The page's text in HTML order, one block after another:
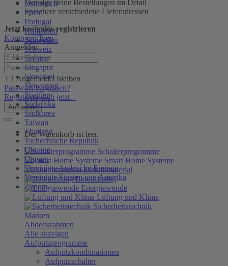
Österreich
Polen
Portugal
Rumänien
Schweden
Schweiz
Serbien
Singapur
Slowakei
Slowenien
Spanien
Südafrika
Südkorea
Taiwan
Thailand
Tschechische Republik
Ukraine
Ungarn
Vereinigte Arabische Emirate
Vereinigte Staaten von Amerika
Zypern
Verfolge deine Bestellungen im Detail
Speichere verschiedene Lieferadressen
Jetzt kostenlos registrieren
Konto eröffnen
Anmelden
Angemeldet bleiben
Passwort vergessen?
Registriere dich jetzt.
Anmelden
Der Warenkorb ist leer.
Schalterprogramme
Smart Home Systeme
Elektromaterial
Beleuchtung
Energiewende
Lüftung und Klima
Sicherheitstechnik
Marken
Abdeckrahmen
Alle anzeigen
Aufputzprogramme
Aufputzkombinationen
Aufputzschalter